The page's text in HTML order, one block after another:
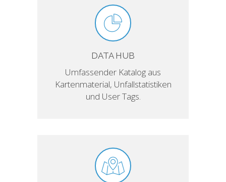
DATA HUB
Umfassender Katalog aus
Kartenmaterial, Unfallstatistiken
und User Tags.